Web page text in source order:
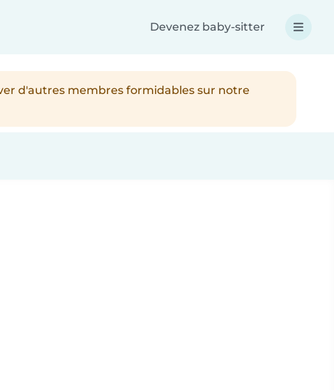
Devenez baby-sitter
d'autres membres formidables sur notre